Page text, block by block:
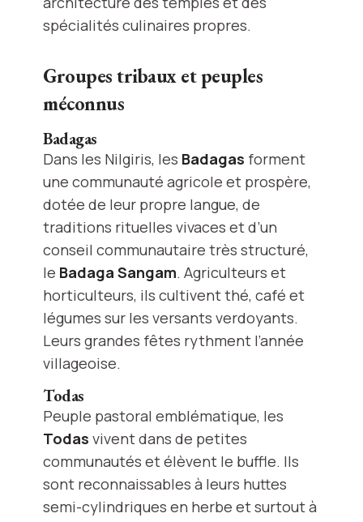
spécialités culinaires propres.
Groupes tribaux et peuples
méconnus
Badagas
Dans les Nilgiris, les Badagas forment
une communauté agricole et prospère,
dotée de leur propre langue, de
traditions rituelles vivaces et d’un
conseil communautaire très structuré,
le Badaga Sangam. Agriculteurs et
horticulteurs, ils cultivent thé, café et
légumes sur les versants verdoyants.
Leurs grandes fêtes rythment l’année
villageoise.
Todas
Peuple pastoral emblématique, les
Todas vivent dans de petites
communautés et élèvent le buffle. Ils
sont reconnaissables à leurs huttes
semi-cylindriques en herbe et surtout à